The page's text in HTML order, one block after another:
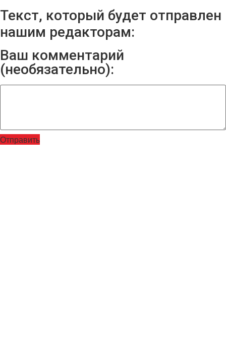
Текст, который будет отправлен
нашим редакторам:
Ваш комментарий
(необязательно):
Отправить